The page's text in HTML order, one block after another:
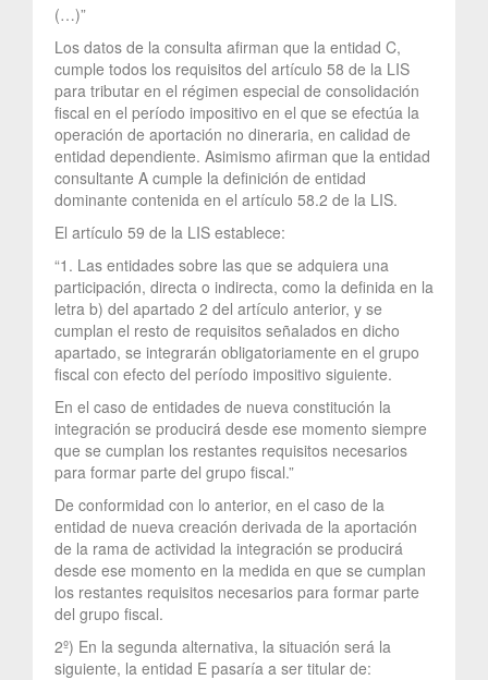
(…)”
Los datos de la consulta afirman que la entidad C,
cumple todos los requisitos del artículo 58 de la LIS
para tributar en el régimen especial de consolidación
fiscal en el período impositivo en el que se efectúa la
operación de aportación no dineraria, en calidad de
entidad dependiente. Asimismo afirman que la entidad
consultante A cumple la definición de entidad
dominante contenida en el artículo 58.2 de la LIS.
El artículo 59 de la LIS establece:
“1. Las entidades sobre las que se adquiera una
participación, directa o indirecta, como la definida en la
letra b) del apartado 2 del artículo anterior, y se
cumplan el resto de requisitos señalados en dicho
apartado, se integrarán obligatoriamente en el grupo
fiscal con efecto del período impositivo siguiente.
En el caso de entidades de nueva constitución la
integración se producirá desde ese momento siempre
que se cumplan los restantes requisitos necesarios
para formar parte del grupo fiscal.”
De conformidad con lo anterior, en el caso de la
entidad de nueva creación derivada de la aportación
de la rama de actividad la integración se producirá
desde ese momento en la medida en que se cumplan
los restantes requisitos necesarios para formar parte
del grupo fiscal.
2º) En la segunda alternativa, la situación será la
siguiente, la entidad E pasaría a ser titular de: